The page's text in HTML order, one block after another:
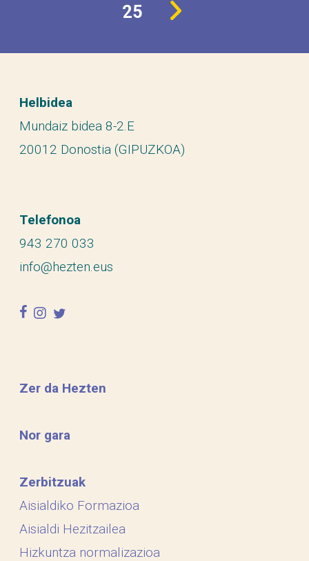
25
Helbidea
Mundaiz bidea 8-2.E
20012 Donostia (GIPUZKOA)
Telefonoa
943 270 033
info@hezten.eus
facebook
instagram
twitter
Zer da Hezten
Nor gara
Zerbitzuak
Aisialdiko Formazioa
Aisialdi Hezitzailea
Hizkuntza normalizazioa